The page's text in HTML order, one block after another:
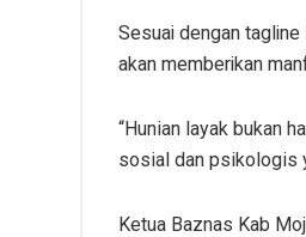
Sesuai dengan tagline
akan memberikan
“Hunian layak bukan
sosial dan psikologis
Ketua Baznas Kab